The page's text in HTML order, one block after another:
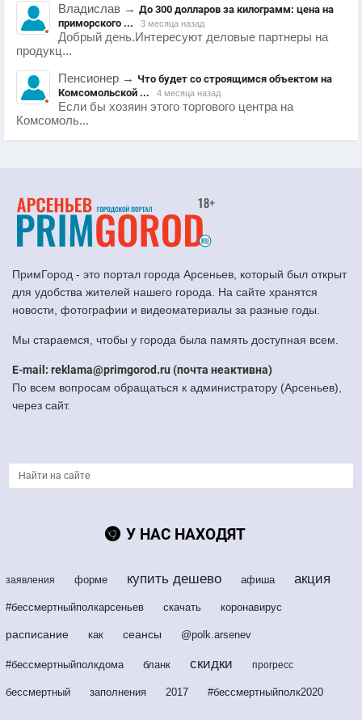
Владислав → До 300 долларов за килограмм: цена на
приморского ...
3 месяца назад
Добрый день.Интересуют деловые партнеры на
продукц...
Пенсионер → Что будет со строящимся объектом на
Комсомольской ...
4 месяца назад
Если бы хозяин этого торгового центра на
Комсомоль...
ПримГород - это портал города Арсеньев, который был открыт
для удобства жителей нашего города. На сайте хранятся
новости, фотографии и видеоматериалы за разные годы.
Мы стараемся, чтобы у города была память доступная всем.
E-mail: reklama@primgorod.ru (почта неактивна)
По всем вопросам обращаться к администратору (Арсеньев),
через сайт.
У НАС НАХОДЯТ
заявления форме купить дешево афиша акция
#бессмертныйполкарсеньев скачать коронавирус
расписание как сеансы @polk.arsenev
#бессмертныйполкдома бланк скидки прогресс
бессмертный заполнения 2017 #бессмертныйполк2020